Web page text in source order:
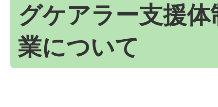
グケアラー支援
業について